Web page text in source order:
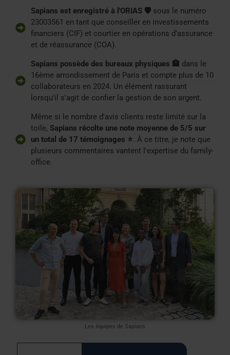
Sapians est enregistré à l'ORIAS 🛡️ sous le numéro
23003561 en tant que conseiller en investissements
financiers (CIF) et courtier en opérations d’assurance
et de réassurance (COA).
Sapians possède des bureaux physiques 🏦 dans le
16ème arrondissement de Paris et compte plus de 10
collaborateurs en 2024. Un élément rassurant
lorsqu'il s'agit de confier la gestion de son argent.
Même si le nombre d'avis clients reste limité sur la
toile, Sapians récolte une note moyenne de 5/5 sur
un total de 17 témoignages ⭐. À ce titre, je note que
plusieurs commentaires vantent l'expertise du family-
office.
Les équipes de Sapians